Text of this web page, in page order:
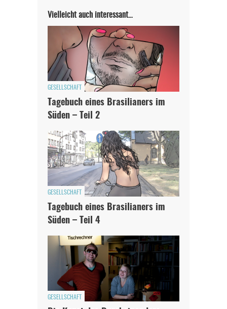
Vielleicht auch interessant…
GESELLSCHAFT
Tagebuch eines Brasilianers im
Süden – Teil 2
GESELLSCHAFT
Tagebuch eines Brasilianers im
Süden – Teil 4
GESELLSCHAFT